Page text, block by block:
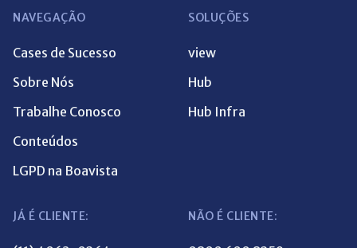
NAVEGAÇÃO
Cases de Sucesso
Sobre Nós
Trabalhe Conosco
Conteúdos
LGPD na Boavista
SOLUÇÕES
view
Hub
Hub Infra
JÁ É CLIENTE: NÃO É CLIENTE: